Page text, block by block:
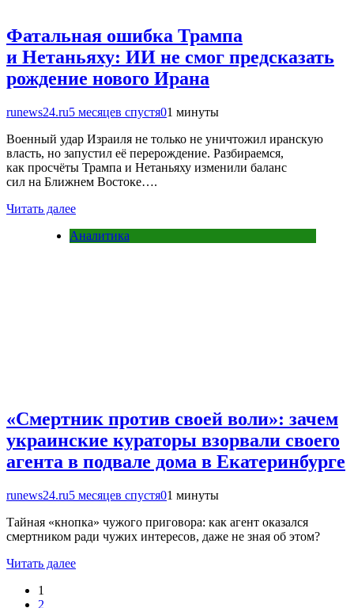
Фатальная ошибка Трампа
и Нетаньяху: ИИ не смог предсказать
рождение нового Ирана
runews24.ru5 месяцев спустя01 минуты
Военный удар Израиля не только не уничтожил иранскую
власть, но запустил её перерождение. Разбираемся,
как просчёты Трампа и Нетаньяху изменили баланс
сил на Ближнем Востоке….
Читать далее
Аналитика
«Смертник против своей воли»: зачем
украинские кураторы взорвали своего
агента в подвале дома в Екатеринбурге
runews24.ru5 месяцев спустя01 минуты
Тайная «кнопка» чужого приговора: как агент оказался
смертником ради чужих интересов, даже не зная об этом?
Читать далее
1
2